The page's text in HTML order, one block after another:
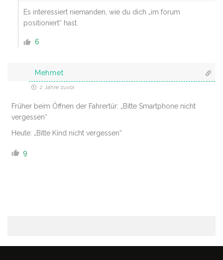
Es interessiert niemanden, wie du dich „im forum
positioniert“ hast.
6
Mehmet
2 Jahre zuvor
Früher beim Öffnen der Fahrertür: „Bitte Smartphone nicht
vergessen“
Heute: „Bitte Kind nicht vergessen“
9